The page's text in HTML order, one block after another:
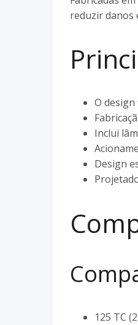
reduzir danos
O
Inclui
Design
125 TC